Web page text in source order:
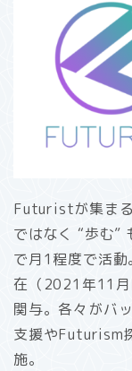
Futuristが集まる
ではなく “歩む”
で月1程度で活
在（2021年11
関与。各々がバ
支援やFuturism
施。